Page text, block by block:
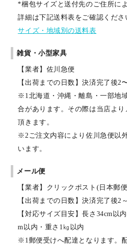
*梱包サイズと送付先のご住所に
詳細は下記送料表をご確認くださ
サイズ・地域別の送料表
雑貨・小型家具
【業者】佐川急便
【出荷までの日数】決済完了後2
※1北海道・沖縄・離島・一部地
合があります。その際は当店よ
頂きます。
※2ご注文内容により佐川急便以
います。
メール便
【業者】クリックポスト(日本郵便
【出荷までの日数】決済完了後2
【対応サイズ目安】長さ34cm以
m以内・重さ1㎏以内
※1郵便受けへ配達となります。